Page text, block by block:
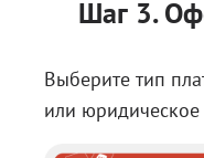
Шаг 3.
Выберите тип
или